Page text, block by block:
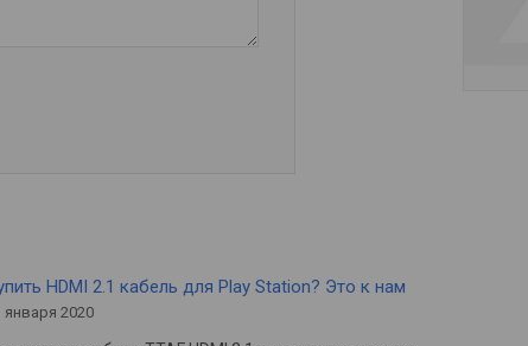
HDMI 2.1 кабель для Play Station? Это к нам
января 2020